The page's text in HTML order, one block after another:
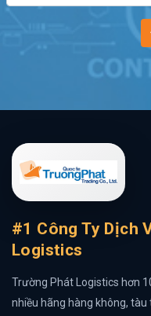
#1 Công Ty Dịch
Logistics
Trường Phát Logistics hơn
nhiều hãng hàng không,